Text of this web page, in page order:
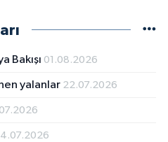
Bakışı 01.08.2026
yalanlar 22.07.2026